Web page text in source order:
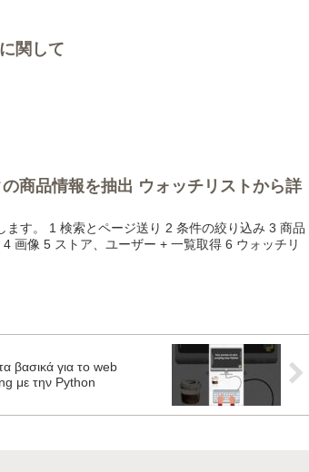
関して
商品情報を抽出 ウォッチリストから詳
ます。 1 検索とページ送り 2 条件の絞り込み 3 商品
画像 5 ストア、ユーザー + 一覧取得 6 ウォッチリ
βασικά για το web
με την Python